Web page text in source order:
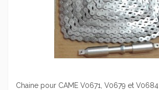
Chaine pour CAME V0671, V0679 et V0684